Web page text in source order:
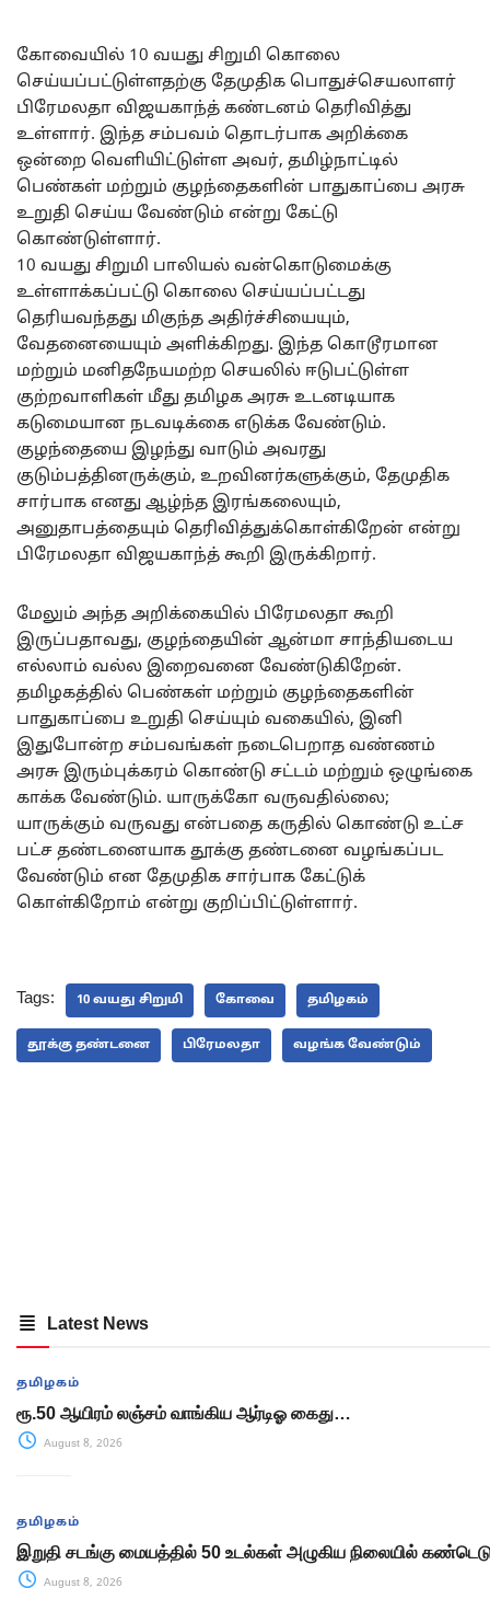
கோவையில் 10 வயது சிறுமி கொலை
செய்யப்பட்டுள்ளதற்கு தேமுதிக பொதுச்செயலாளர்
பிரேமலதா விஜயகாந்த் கண்டனம் தெரிவித்து
உள்ளார். இந்த சம்பவம் தொடர்பாக அறிக்கை
ஒன்றை வெளியிட்டுள்ள அவர், தமிழ்நாட்டில்
பெண்கள் மற்றும் குழந்தைகளின் பாதுகாப்பை அரசு
உறுதி செய்ய வேண்டும் என்று கேட்டு
கொண்டுள்ளார்.
10 வயது சிறுமி பாலியல் வன்கொடுமைக்கு
உள்ளாக்கப்பட்டு கொலை செய்யப்பட்டது
தெரியவந்தது மிகுந்த அதிர்ச்சியையும்,
வேதனையையும் அளிக்கிறது. இந்த கொடூரமான
மற்றும் மனிதநேயமற்ற செயலில் ஈடுபட்டுள்ள
குற்றவாளிகள் மீது தமிழக அரசு உடனடியாக
கடுமையான நடவடிக்கை எடுக்க வேண்டும்.
குழந்தையை இழந்து வாடும் அவரது
குடும்பத்தினருக்கும், உறவினர்களுக்கும், தேமுதிக
சார்பாக எனது ஆழ்ந்த இரங்கலையும்,
அனுதாபத்தையும் தெரிவித்துக்கொள்கிறேன் என்று
பிரேமலதா விஜயகாந்த் கூறி இருக்கிறார்.
மேலும் அந்த அறிக்கையில் பிரேமலதா கூறி
இருப்பதாவது, குழந்தையின் ஆன்மா சாந்தியடைய
எல்லாம் வல்ல இறைவனை வேண்டுகிறேன்.
தமிழகத்தில் பெண்கள் மற்றும் குழந்தைகளின்
பாதுகாப்பை உறுதி செய்யும் வகையில், இனி
இதுபோன்ற சம்பவங்கள் நடைபெறாத வண்ணம்
அரசு இரும்புக்கரம் கொண்டு சட்டம் மற்றும் ஒழுங்கை
காக்க வேண்டும். யாருக்கோ வருவதில்லை;
யாருக்கும் வருவது என்பதை கருதில் கொண்டு உட்ச
பட்ச தண்டனையாக தூக்கு தண்டனை வழங்கப்பட
வேண்டும் என தேமுதிக சார்பாக கேட்டுக்
கொள்கிறோம் என்று குறிப்பிட்டுள்ளார்.
Tags: 10 வயது சிறுமி கோவை தமிழகம்
தூக்கு தண்டனை பிரேமலதா வழங்க வேண்டும்
Latest News
தமிழகம்
ரூ.50 ஆயிரம் லஞ்சம் வாங்கிய ஆர்டிஓ கைது…
August 8, 2026
தமிழகம்
இறுதி சடங்கு மையத்தில் 50 உடல்கள் அழுகிய நிலையில்
August 8, 2026